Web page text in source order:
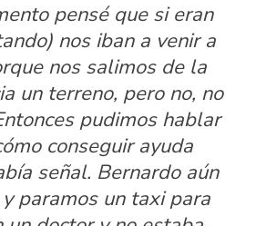
pensé que si eran
nos iban a venir a
nos salimos de la
un terreno, pero no, no
pudimos hablar
conseguir ayuda
señal. Bernardo aún
paramos un taxi para